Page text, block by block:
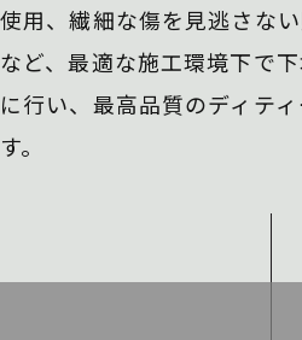
使用、繊細な傷を見逃さな
など、最適な施工環境下で
に行い、 最高品質のディテ
す。